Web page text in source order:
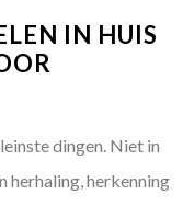
IN HUIS
dingen. Niet in
herhaling, herkenning